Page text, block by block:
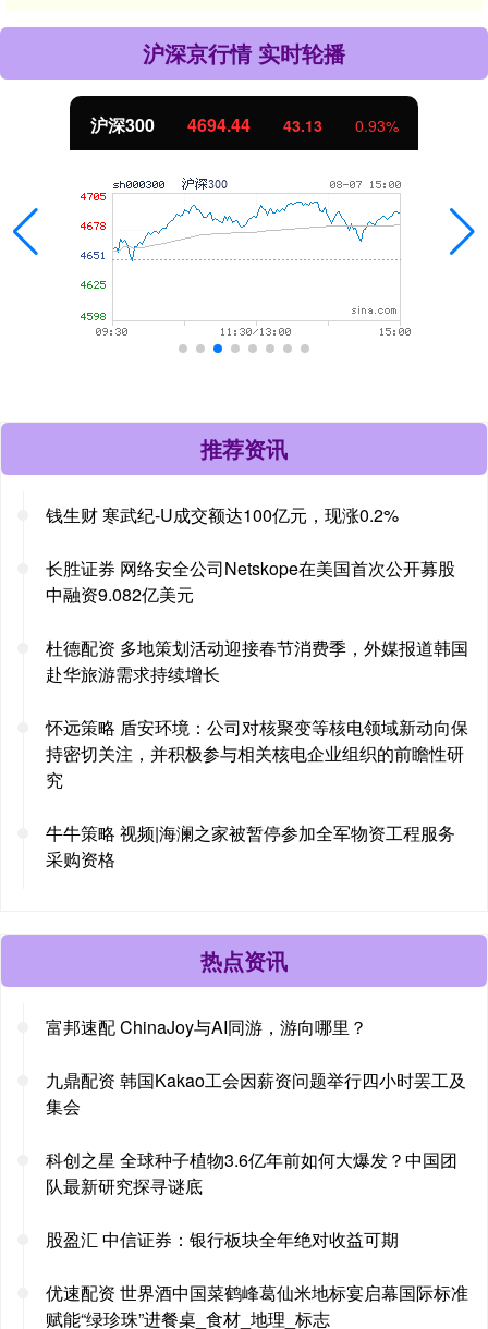
沪深京行情 实时轮播
0.93% 北证50 1134.24
推荐资讯
钱生财 寒武纪-U成交额达100亿元，现涨0.2%
长胜证券 网络安全公司Netskope在美国首次公开募股
中融资9.082亿美元
杜德配资 多地策划活动迎接春节消费季，外媒报道韩国
赴华旅游需求持续增长
怀远策略 盾安环境：公司对核聚变等核电领域新动向保
持密切关注，并积极参与相关核电企业组织的前瞻性研
究
牛牛策略 视频|海澜之家被暂停参加全军物资工程服务
采购资格
热点资讯
富邦速配 ChinaJoy与AI同游，游向哪里？
九鼎配资 韩国Kakao工会因薪资问题举行四小时罢工及
集会
科创之星 全球种子植物3.6亿年前如何大爆发？中国团
队最新研究探寻谜底
股盈汇 中信证券：银行板块全年绝对收益可期
优速配资 世界酒中国菜鹤峰葛仙米地标宴启幕国际标准
赋能“绿珍珠”进餐桌_食材_地理_标志